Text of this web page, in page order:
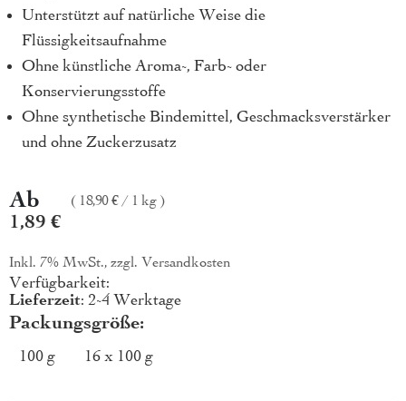
Unterstützt auf natürliche Weise die
Flüssigkeitsaufnahme
Ohne künstliche Aroma-, Farb- oder
Konservierungsstoffe
Ohne synthetische Bindemittel, Geschmacksverstärker
und ohne Zuckerzusatz
Ab
1,89 €
18,90 € / 1 kg
Inkl. 7% MwSt., zzgl. Versandkosten
Verfügbarkeit:
Lieferzeit: 2-4 Werktage
Packungsgröße
100 g 16 x 100 g